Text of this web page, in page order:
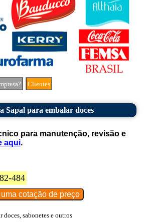
Clientes
Sapal para embalar doces
para manutenção, revisão e
aqui.
484
doces, sabonetes e outros